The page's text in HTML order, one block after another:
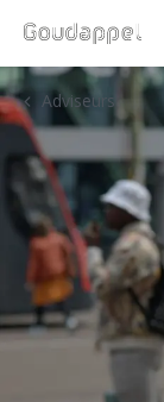
Adviseurs